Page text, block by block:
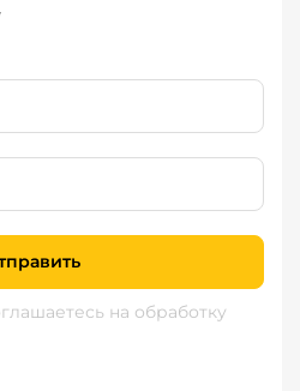
на обработку